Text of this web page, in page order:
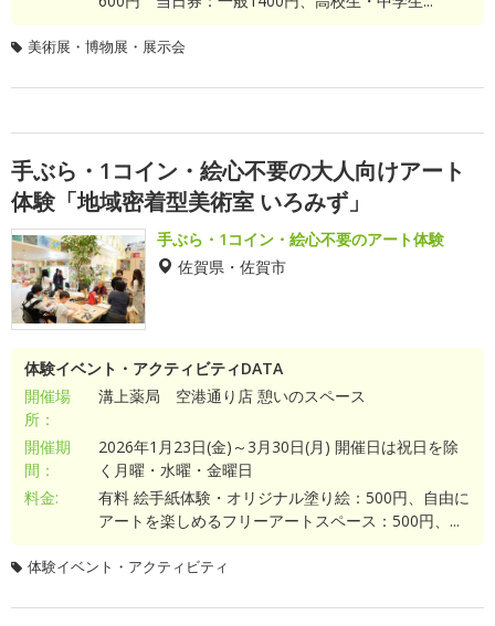
美術展・博物展・展示会
手ぶら・1コイン・絵心不要の大人向けアート
体験「地域密着型美術室 いろみず」
手ぶら・1コイン・絵心不要のアート体験
佐賀県・佐賀市
体験イベント・アクティビティDATA
開催場
所：
溝上薬局 空港通り店 憩いのスペース
開催期
間：
2026年1月23日(金)～3月30日(月) 開催日は祝日を除
く月曜・水曜・金曜日
料金:
有料 絵手紙体験・オリジナル塗り絵：500円、自由に
アートを楽しめるフリーアートスペース：500円、...
体験イベント・アクティビティ